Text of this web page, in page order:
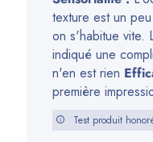
texture est un
on s'habitue vite.
indiqué une
n'en est rien
première
Test produit